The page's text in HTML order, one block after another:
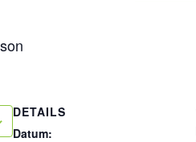
DETAILS
Datum: